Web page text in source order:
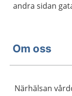
andra sidan
Om oss
Närhälsan